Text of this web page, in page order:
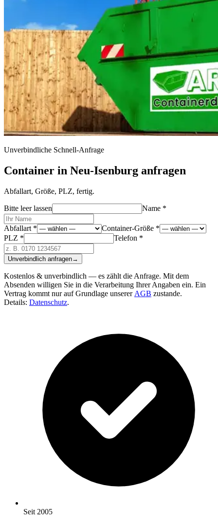
Unverbindliche Schnell-Anfrage
Container in Neu-Isenburg anfragen
Abfallart, Größe, PLZ, fertig.
Bitte leer lassen Name *
Abfallart *
Container-Größe *
PLZ *
Telefon *
Unverbindlich anfragen→
Kostenlos & unverbindlich — es zählt die Anfrage. Mit dem
Absenden willigen Sie in die Verarbeitung Ihrer Angaben ein. Ein
Vertrag kommt nur auf Grundlage unserer AGB zustande.
Details: Datenschutz.
Seit 2005